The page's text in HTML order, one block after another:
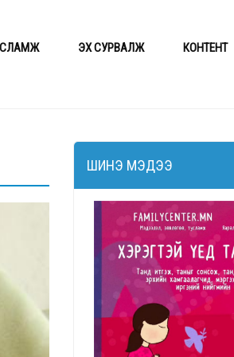
ЭХ СУРВАЛЖ КОНТЕНТ
ШИНЭ МЭДЭЭ